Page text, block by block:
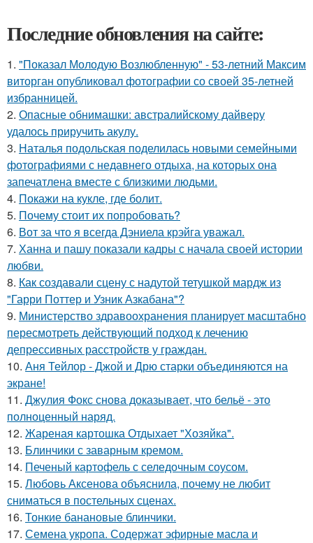
Последние обновления на сайте:
1. "Показал Молодую Возлюбленную" - 53-летний Максим
виторган опубликовал фотографии со своей 35-летней
избранницей.
2. Опасные обнимашки: австралийскому дайверу
удалось приручить акулу.
3. Наталья подольская поделилась новыми семейными
фотографиями с недавнего отдыха, на которых она
запечатлена вместе с близкими людьми.
4. Покажи на кукле, где болит.
5. Почему стоит их попробовать?
6. Вот за что я всегда Дэниела крэйга уважал.
7. Ханна и пашу показали кадры с начала своей истории
любви.
8. Как создавали сцену с надутой тетушкой мардж из
"Гарри Поттер и Узник Азкабана"?
9. Министерство здравоохранения планирует масштабно
пересмотреть действующий подход к лечению
депрессивных расстройств у граждан.
10. Аня Тейлор - Джой и Дрю старки объединяются на
экране!
11. Джулия Фокс снова доказывает, что бельё - это
полноценный наряд.
12. Жареная картошка Отдыхает "Хозяйка".
13. Блинчики с заварным кремом.
14. Печеный картофель с селедочным соусом.
15. Любовь Аксенова объяснила, почему не любит
сниматься в постельных сценах.
16. Тонкие банановые блинчики.
17. Семена укропа. Содержат эфирные масла и